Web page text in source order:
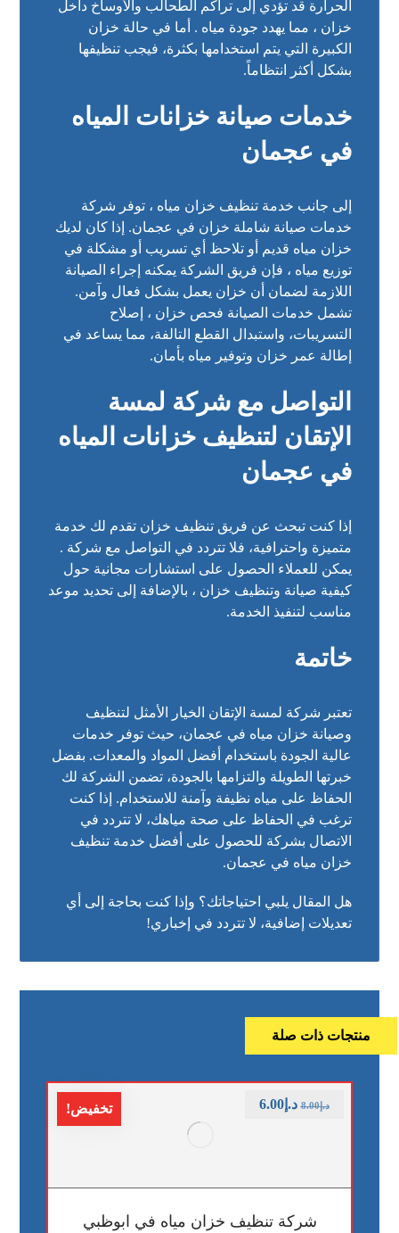
الحرارة قد تؤدي إلى تراكم الطحالب والأوساخ داخل
خزان ، مما يهدد جودة مياه . أما في حالة خزان
الكبيرة التي يتم استخدامها بكثرة، فيجب تنظيفها
بشكل أكثر انتظاماً.
خدمات صيانة خزانات المياه
في عجمان
إلى جانب خدمة تنظيف خزان مياه ، توفر شركة
خدمات صيانة شاملة خزان في عجمان. إذا كان لديك
خزان مياه قديم أو تلاحظ أي تسريب أو مشكلة في
توزيع مياه ، فإن فريق الشركة يمكنه إجراء الصيانة
اللازمة لضمان أن خزان يعمل بشكل فعال وآمن.
تشمل خدمات الصيانة فحص خزان ، إصلاح
التسريبات، واستبدال القطع التالفة، مما يساعد في
إطالة عمر خزان وتوفير مياه بأمان.
التواصل مع شركة لمسة
الإتقان لتنظيف خزانات المياه
في عجمان
إذا كنت تبحث عن فريق تنظيف خزان تقدم لك خدمة
متميزة واحترافية، فلا تتردد في التواصل مع شركة .
يمكن للعملاء الحصول على استشارات مجانية حول
كيفية صيانة وتنظيف خزان ، بالإضافة إلى تحديد موعد
مناسب لتنفيذ الخدمة.
خاتمة
تعتبر شركة لمسة الإتقان الخيار الأمثل لتنظيف
وصيانة خزان مياه في عجمان، حيث توفر خدمات
عالية الجودة باستخدام أفضل المواد والمعدات. بفضل
خبرتها الطويلة والتزامها بالجودة، تضمن الشركة لك
الحفاظ على مياه نظيفة وآمنة للاستخدام. إذا كنت
ترغب في الحفاظ على صحة مياهك، لا تتردد في
الاتصال بشركة للحصول على أفضل خدمة تنظيف
خزان مياه في عجمان.
هل المقال يلبي احتياجاتك؟ وإذا كنت بحاجة إلى أي
تعديلات إضافية، لا تتردد في إخباري!
منتجات ذات صلة
تخفيض!
شركة تنظيف خزان مياه في ابوظبي
د.إ8.00 د.إ6.00